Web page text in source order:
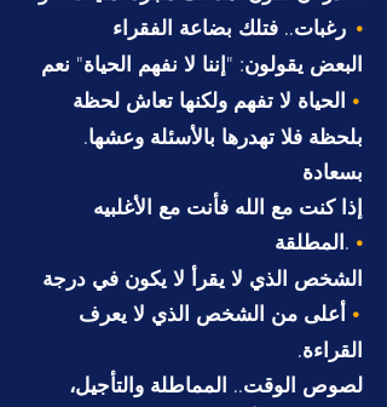
رغبات.. فتلك بضاعة الفقراء •
البعض يقولون: "إننا لا نفهم الحياة" نعم
•
.بلحظة فلا تهدرها بالأسئلة وعشها
بسعادة
إذا كنت مع الله فأنت مع الأغلبيه
المطلقة. •
الشخص الذي لا يقرأ لا يكون في درجة
•
.القراءة
لصوص الوقت.. المماطلة والتأجيل،